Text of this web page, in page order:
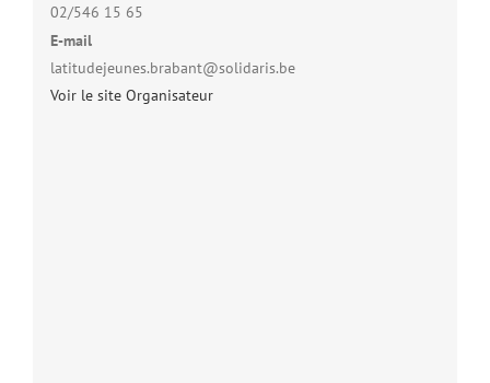
02/546 15 65
E-mail
latitudejeunes.brabant@solidaris.be
Voir le site Organisateur